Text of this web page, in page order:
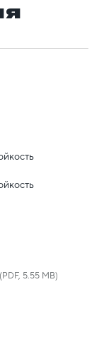
(PDF, 5.55 MB)